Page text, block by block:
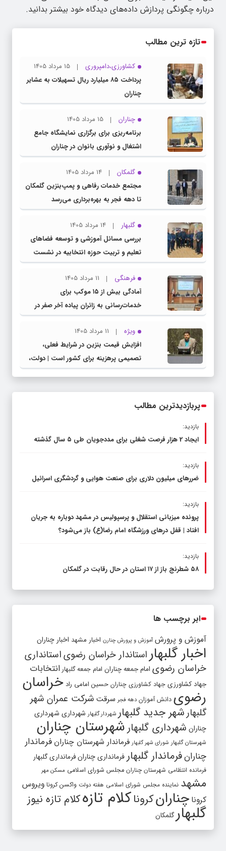
درباره چگونگی پردازش داده‌های دیدگاه خود بیشتر بدانید.
تازه ترین مطالب
کشاورزی،دامپروری
15 مرداد 1405
پرداخت ۸۵ میلیارد ریال تسهیلات به عشایر
چناران
چناران
15 مرداد 1405
برنامه‌ریزی برای برگزاری نمایشگاه جامع
اشتغال و نوآوری بانوان در چناران
گلمکان
14 مرداد 1405
مجتمع خدمات رفاهی و پمپ‌بنزین گلمکان
تا دهه فجر به بهره‌برداری می‌رسد
گلبهار
14 مرداد 1405
بررسی مسائل آموزشی و توسعه فضاهای
تعلیم و تربیت حوزه انتخابیه در نشست
مشترک عضو کمیسیون آموزش مجلس با
مدیرکل آموزش و پرورش خراسان رضوی
فرهنگی
11 مرداد 1405
آمادگی بیش از ۱۵ موکب برای
خدمات‌رسانی به زائران پیاده آخر صفر در
شهرستان چناران
ویژه
11 مرداد 1405
افزایش قیمت بنزین در شرایط فعلی،
تصمیمی پرهزینه برای کشور است | دولت،
قاچاق سوخت و عوامل اصلی ناترازی را
پربازدیدترین مطالب
بازدید:
ایجاد 2 هزار فرصت شغلی برای مددجویان طی ۵ سال گذشته
بازدید:
ضررهای میلیون دلاری برای صنعت هوایی و گردشگری اسرائیل
بازدید:
پرونده میزبانی استقلال و پرسپولیس در مشهد دوباره به جریان
افتاد | قفل در‌های ورزشگاه امام رضا(ع) باز می‌شود؟
بازدید:
۵۸ شطرنج‌ باز از ۱۷ استان در حال رقابت در گلمکان
ابر برچسب ها
آموزش و پرورش آموزش و پرورش چنارن اخبار مشهد اخبار چناران
اخبار گلبهار استاندار خراسان رضویاستانداری
خراسان رضوی امام جمعه چناران امام جمعه گلبهار انتخابات
جهاد کشاورزی جهاد کشاورزی چناران حسین امامی راد خراسان
رضوی دانش آموزان دهه فجر سرقت شرکت عمران شهر
گلبهارشهر جدید گلبهار شهردار گلبهار شهرداری شهرداری
چناران شهرداری گلبهار شهرستان چناران
شهرستان گلبهار شورای شهر گلبهار فرماندار شهرستان چناران فرماندار
چنارانفرماندار گلبهار فرمانداری چنارانفرمانداری گلبهار
فرمانده انتظامی شهرستان چناران مجلس شورای اسلامی مسکن مهر
مشهد نماینده مجلس شورای اسلامی هفته دولت واکسن کرونا ویروس
کرونا چنارانکروناکلام تازهکلام تازه نیوز
گلبهارگلمکان